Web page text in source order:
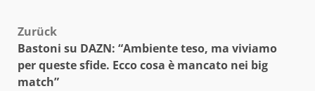
Beitragsnavigation
Zurück
Bastoni su DAZN: “Ambiente teso, ma viviamo
per queste sfide. Ecco cosa è mancato nei big
match”